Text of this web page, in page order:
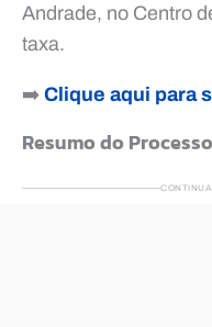
Andrade, no Centro
taxa.
➡️ Clique aqui para
Resumo do